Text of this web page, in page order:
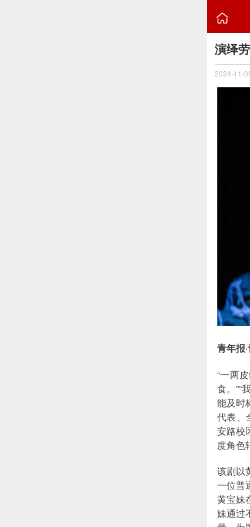

演绎
2024-11-
青年报
“一两
食。”“
能及时
代表、
安路校
度角色
该剧以
一位普
黄宝妹
妹通过